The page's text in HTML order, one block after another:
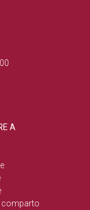
A
comparto